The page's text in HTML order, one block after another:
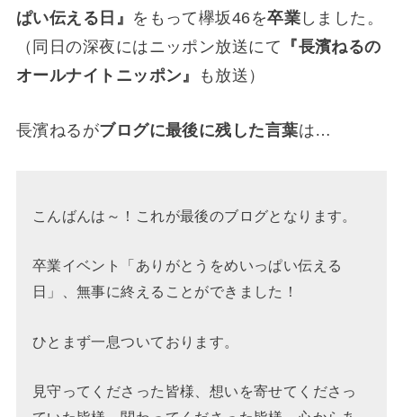
ぱい伝える日』 をもって欅坂46を卒業 しました。
（同日の深夜にはニッポン放送にて
『長濱ねるの
オールナイトニッポン』
も放送）
長濱ねるがブログに最後に残した言葉は…
こんばんは～！これが最後のブログとなります。
卒業イベント「ありがとうをめいっぱい伝える
日」、無事に終えることができました！
ひとまず一息ついております。
見守ってくださった皆様、想いを寄せてくださっ